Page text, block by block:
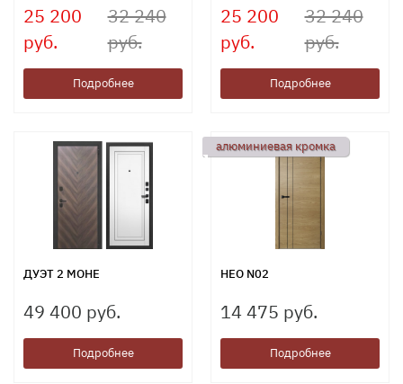
25 200
руб.
32 240
руб.
Подробнее
25 200
руб.
32 240
руб.
Подробнее
ДУЭТ 2 МОНЕ
49 400 руб.
Подробнее
алюминиевая кромка
НЕО N02
14 475 руб.
Подробнее